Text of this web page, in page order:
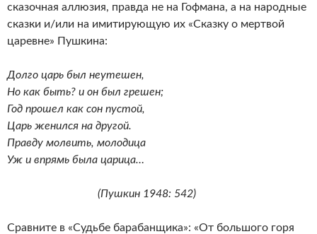
сказочная аллюзия, правда не на Гофмана, а на народные
сказки и/или на имитирующую их «Сказку о мертвой
царевне» Пушкина:
Долго царь был неутешен,
Но как быть? и он был грешен;
Год прошел как сон пустой,
Царь женился на другой.
Правду молвить, молодица
Уж и впрямь была царица…
(Пушкин 1948: 542)
Сравните в «Судьбе барабанщика»: «От большого горя